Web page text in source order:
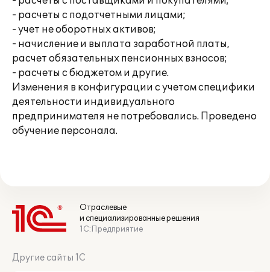
- расчеты с подотчетными лицами;
- учет не оборотных активов;
- начисление и выплата заработной платы,
расчет обязательных пенсионных взносов;
- расчеты с бюджетом и другие.
Изменения в конфигурации с учетом специфики
деятельности индивидуального
предпринимателя не потребовались. Проведено
обучение персонала.
Отраслевые
и специализированные решения
1С:Предприятие
Другие сайты 1С